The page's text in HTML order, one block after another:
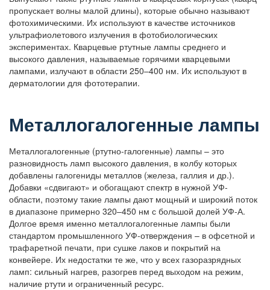
пропускает волны малой длины), которые обычно называют
фотохимическими. Их используют в качестве источников
ультрафиолетового излучения в фотобиологических
экспериментах. Кварцевые ртутные лампы среднего и
высокого давления, называемые горячими кварцевыми
лампами, излучают в области 250–400 нм. Их используют в
дерматологии для фототерапии.
Металлогалогенные лампы
Металлогалогенные (ртутно-галогенные) лампы – это
разновидность ламп высокого давления, в колбу которых
добавлены галогениды металлов (железа, галлия и др.).
Добавки «сдвигают» и обогащают спектр в нужной УФ-
области, поэтому такие лампы дают мощный и широкий поток
в диапазоне примерно 320–450 нм с большой долей УФ-А.
Долгое время именно металлогалогенные лампы были
стандартом промышленного УФ-отверждения – в офсетной и
трафаретной печати, при сушке лаков и покрытий на
конвейере. Их недостатки те же, что у всех газоразрядных
ламп: сильный нагрев, разогрев перед выходом на режим,
наличие ртути и ограниченный ресурс.